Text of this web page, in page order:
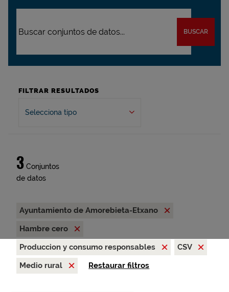
BUSCAR
FILTRAR RESULTADOS
Selecciona tipo
3 Conjuntos
de datos
Ayuntamiento de Amorebieta-Etxano
Hambre cero
Produccion y consumo responsables
CSV
Medio rural
Restaurar filtros